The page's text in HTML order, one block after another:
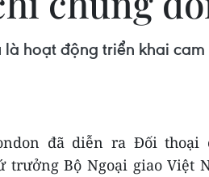
hoạt động triển khai
đã diễn ra Đối
Bộ Ngoại giao Việt